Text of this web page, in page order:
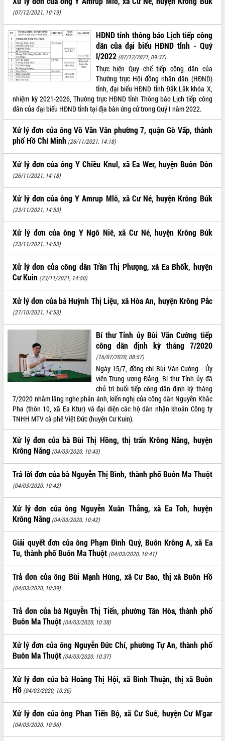
(07/12/2021, 10:19)
HĐND tỉnh thông báo Lịch tiếp công
dân của đại biểu HĐND tỉnh - Quý
I/2022 (07/12/2021, 09:37)
Thực hiện Quy chế tiếp công dân của
Thường trực Hội đồng nhân dân (HĐND)
tỉnh, đại biểu HĐND tỉnh Đắk Lắk khóa X,
nhiệm kỳ 2021-2026, Thường trực HĐND tỉnh Thông báo Lịch tiếp công
dân của đại biểu HĐND tỉnh tại địa bàn ứng cử trong Quý I năm 2022.
Xử lý đơn của ông Võ Văn Vân phường 7, quận Gò Vấp, thành
phố Hồ Chí Minh (26/11/2021, 14:18)
Xử lý đơn của ông Y Chiều Knul, xã Ea Wer, huyện Buôn Đôn
(26/11/2021, 14:18)
Xử lý đơn của ông Y Amrup Mlô, xã Cư Né, huyện Krông Búk
(23/11/2021, 14:53)
Xử lý đơn của ông Y Ngô Niê, xã Cư Né, huyện Krông Búk
(23/11/2021, 14:53)
Xử lý đơn của công dân Trần Thị Phượng, xã Ea Bhốk, huyện
Cư Kuin (23/11/2021, 14:50)
Xử lý đơn của bà Huỳnh Thị Liệu, xã Hòa An, huyện Krông Pắc
(27/10/2021, 14:53)
Bí thư Tỉnh ủy Bùi Văn Cường tiếp
công dân định kỳ tháng 7/2020
(16/07/2020, 08:57)
Ngày 15/7, đồng chí Bùi Văn Cường - Ủy
viên Trung ương Đảng, Bí thư Tỉnh ủy đã
chủ trì buổi tiếp công dân định kỳ tháng
7/2020 nhằm lắng nghe phản ánh, kiến nghị của công dân Nguyễn Khắc
Pha (thôn 10, xã Ea Ktur) và đại diện các hộ dân nhận khoán Công ty
TNHH MTV cà phê Việt Đức (huyện Cư Kuin).
Xử lý đơn của bà Bùi Thị Hồng, thị trấn Krông Năng, huyện
Krông Năng (04/03/2020, 10:43)
Trả lời đơn của bà Nguyễn Thị Bình, thành phố Buôn Ma Thuột
(04/03/2020, 10:42)
Xử lý đơn của ông Nguyễn Xuân Thắng, xã Ea Toh, huyện
Krông Năng (04/03/2020, 10:42)
Giải quyết đơn của ông Phạm Đình Quý, Buôn Krông A, xã Ea
Tu, thành phố Buôn Ma Thuột (04/03/2020, 10:41)
Trả đơn của ông Bùi Mạnh Hùng, xã Cư Bao, thị xã Buôn Hồ
(04/03/2020, 10:39)
Trả đơn của bà Nguyễn Thị Tiến, phường Tân Hòa, thành phố
Buôn Ma Thuột (04/03/2020, 10:38)
Xử lý đơn của ông Nguyễn Đức Chí, phường Tự An, thành phố
Buôn Ma Thuột (04/03/2020, 10:37)
Xử lý đơn của bà Hoàng Thị Hội, xã Bình Thuận, thị xã Buôn
Hồ (04/03/2020, 10:36)
Xử lý đơn của ông Phan Tiến Bộ, xã Cư Suê, huyện Cư M'gar
(04/03/2020, 10:36)